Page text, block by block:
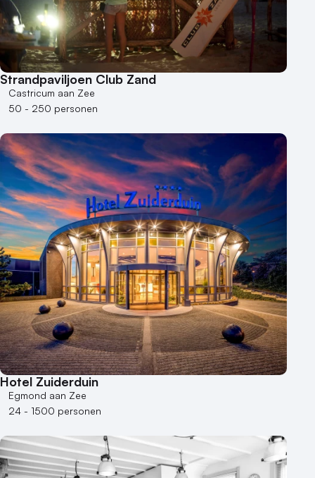
Strandpaviljoen Club Zand
Castricum aan Zee
50 - 250 personen
Hotel Zuiderduin
Egmond aan Zee
24 - 1500 personen